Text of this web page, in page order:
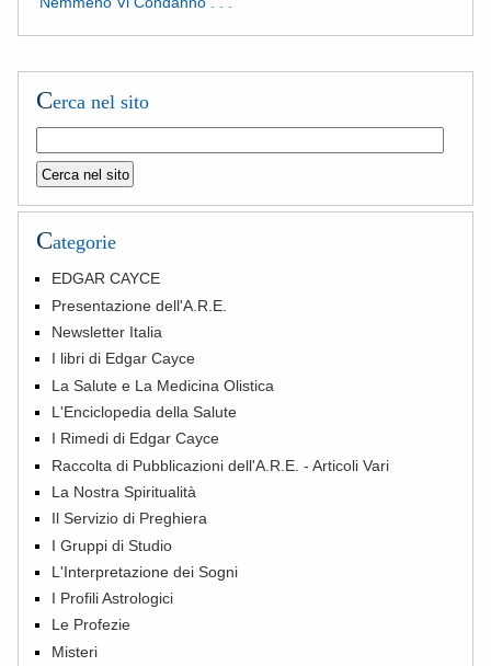
Cerca nel sito
Categorie
EDGAR CAYCE
Presentazione dell'A.R.E.
Newsletter Italia
I libri di Edgar Cayce
La Salute e La Medicina Olistica
L'Enciclopedia della Salute
I Rimedi di Edgar Cayce
Raccolta di Pubblicazioni dell'A.R.E. - Articoli Vari
La Nostra Spiritualità
Il Servizio di Preghiera
I Gruppi di Studio
L'Interpretazione dei Sogni
I Profili Astrologici
Le Profezie
Misteri